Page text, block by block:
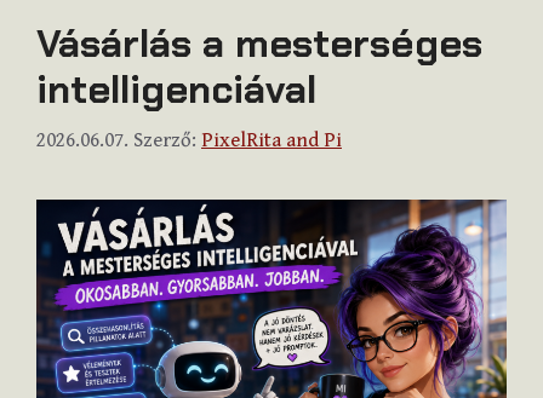
Vásárlás a mesterséges
intelligenciával
2026.06.07. Szerző: PixelRita and Pi